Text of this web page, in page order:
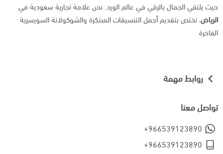
حيث يلتقي الجمال بالرقي في عالم الورد. نحن علامة تجارية سعودية في
الرياض، نختص بتقديم أجمل التنسيقات المبتكرة والشوكولاتة السويسرية
الفاخرة
روابط مهمة
تواصل معنا
+966539123890
+966539123890